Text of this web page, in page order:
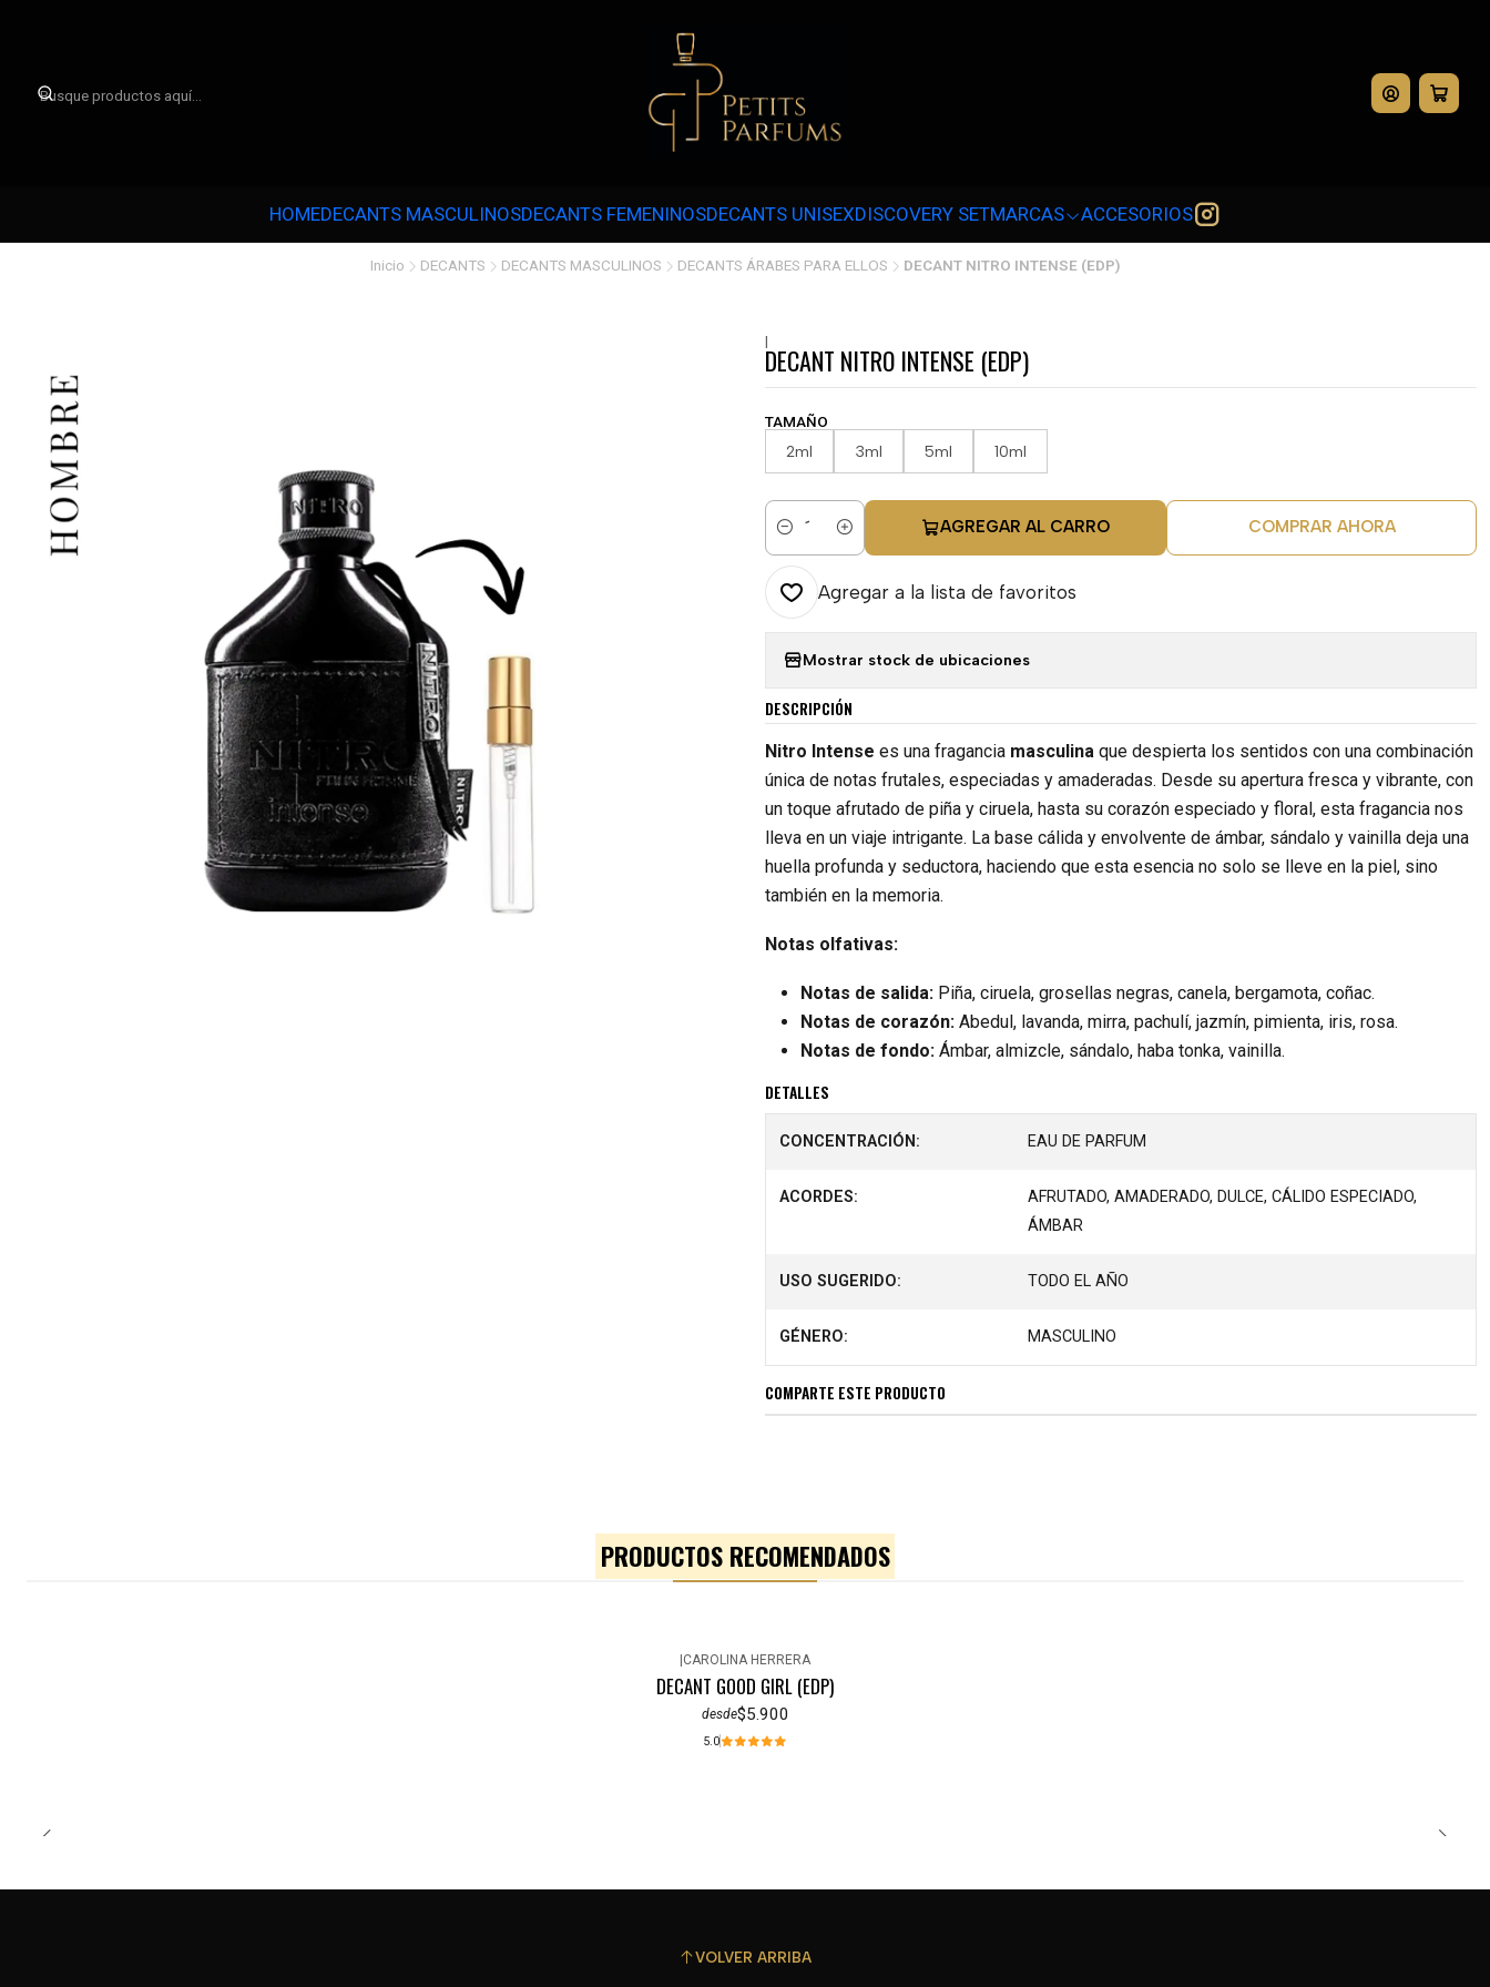
HOMEDECANTS MASCULINOSDECANTS FEMENINOSDECANTS UNISEXDISCOVERY SETMARCAS ACCESORIOS
Inicio DECANTS DECANTS MASCULINOS DECANTS ÁRABES PARA ELLOS DECANT NITRO INTENSE (EDP)
|
DECANT NITRO INTENSE (EDP)
TAMAÑO
2ml 3ml 5ml 10ml
Cantidad
AGREGAR AL CARRO COMPRAR AHORA
Agregar a la lista de favoritos
Mostrar stock de ubicaciones
DESCRIPCIÓN
Nitro Intense es una fragancia masculina que despierta los sentidos con una combinación
única de notas frutales, especiadas y amaderadas. Desde su apertura fresca y vibrante, con
un toque afrutado de piña y ciruela, hasta su corazón especiado y floral, esta fragancia nos
lleva en un viaje intrigante. La base cálida y envolvente de ámbar, sándalo y vainilla deja una
huella profunda y seductora, haciendo que esta esencia no solo se lleve en la piel, sino
también en la memoria.
Notas olfativas:
Notas de salida: Piña, ciruela, grosellas negras, canela, bergamota, coñac.
Notas de corazón: Abedul, lavanda, mirra, pachulí, jazmín, pimienta, iris, rosa.
Notas de fondo: Ámbar, almizcle, sándalo, haba tonka, vainilla.​
DETALLES
CONCENTRACIÓN: EAU DE PARFUM
ACORDES:
AFRUTADO, AMADERADO, DULCE, CÁLIDO ESPECIADO,
ÁMBAR
USO SUGERIDO: TODO EL AÑO
GÉNERO: MASCULINO
COMPARTE ESTE PRODUCTO
PRODUCTOS RECOMENDADOS
CAROLINA HERRERA
DECANT GOOD GIRL (EDP)
desde$5.900
5.0
VOLVER ARRIBA